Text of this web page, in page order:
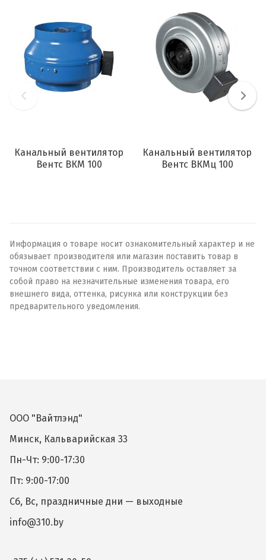
Канальный вентилятор
Вентс ВКМ 100
Канальный вентилятор
Вентс ВКМц 100
Информация о товаре носит ознакомительный характер и не
обязывает производителя или магазин поставить товар в
точном соответствии с ним. Производитель оставляет за
собой право на незначительные изменения товара, его
внешнего вида, оттенка, рисунка или конструкции без
предварительного уведомления.
ООО "Вайтлэнд"
Минск, Кальварийская 33
Пн-Чт: 9:00-17:30
Пт: 9:00-17:00
Сб, Вс, праздничные дни — выходные
info@310.by